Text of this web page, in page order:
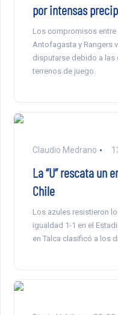
por intensas
Los compromisos entre
Antofagasta y Rangers
disputarse debido a
terrenos de juego.
Claudio Medrano
La “U” rescata un
Chile
Los azules resistieron
igualdad 1-1 en el
en Talca clasificó a los